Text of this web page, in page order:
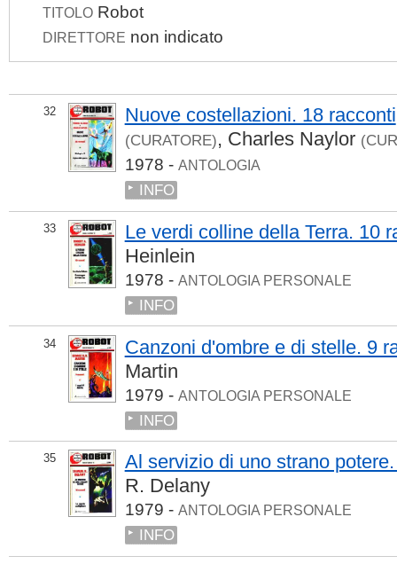
TITOLO Robot
DIRETTORE non indicato
32 Nuove costellazioni. 18 racconti
(CURATORE), Charles Naylor
1978 - ANTOLOGIA
INFO
33
Le verdi colline della Terra. 10
Heinlein
1978 - ANTOLOGIA PERSONALE
INFO
34
Canzoni d'ombre e di stelle. 9
Martin
1979 - ANTOLOGIA PERSONALE
INFO
35
Al servizio di uno strano
R. Delany
1979 - ANTOLOGIA PERSONALE
INFO